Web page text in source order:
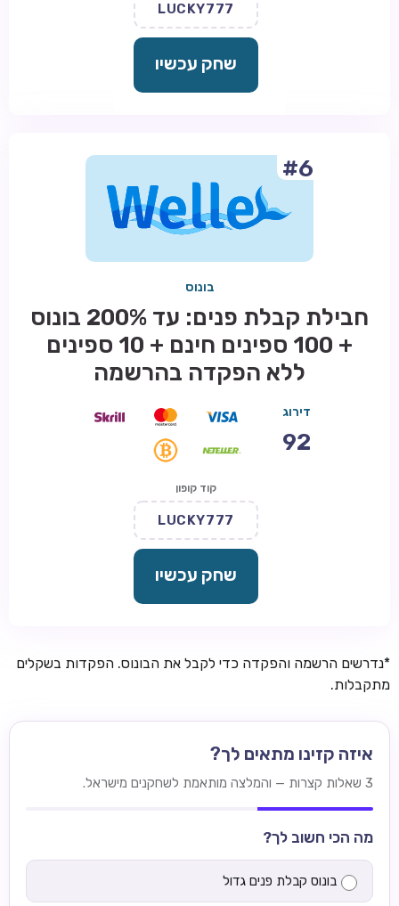
LUCKY777
שחק עכשיו
#6
בונוס
חבילת קבלת פנים: עד 200% בונוס
+ 100 ספינים חינם + 10 ספינים
ללא הפקדה בהרשמה
דירוג
92
קוד קופון
LUCKY777
שחק עכשיו
*נדרשים הרשמה והפקדה כדי לקבל את הבונוס. הפקדות בשקלים
מתקבלות.
איזה קזינו מתאים לך?
3 שאלות קצרות — והמלצה מותאמת לשחקנים מישראל.
מה הכי חשוב לך?
בונוס קבלת פנים גדול